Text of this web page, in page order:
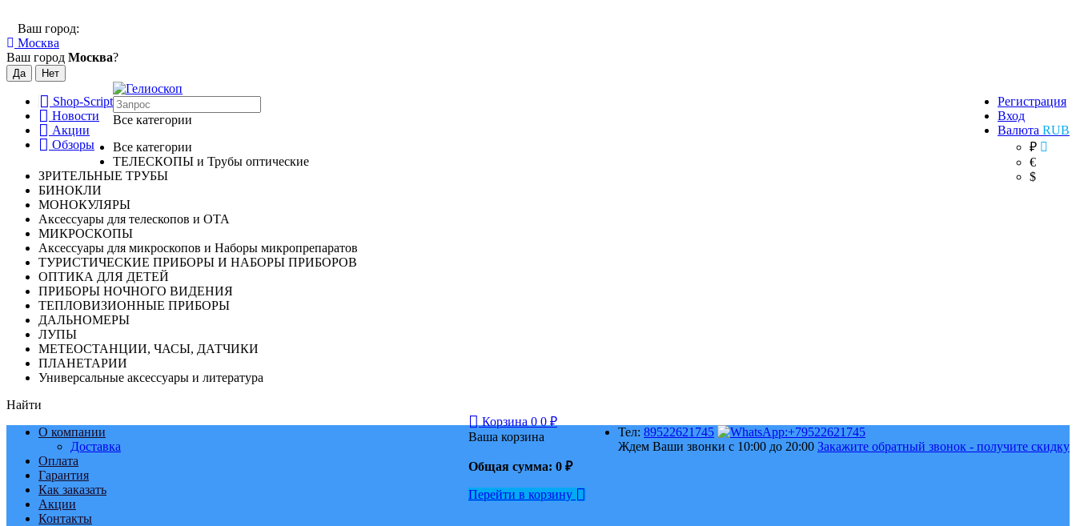
Ваш город:
Москва
Ваш город Москва?
Shop-Script
Новости
Акции
Обзоры
Регистрация
Вход
Валюта RUB
₽
€
$
Все категории
Все категории
ТЕЛЕСКОПЫ и Трубы оптические
ЗРИТЕЛЬНЫЕ ТРУБЫ
БИНОКЛИ
МОНОКУЛЯРЫ
Аксессуары для телескопов и ОТА
МИКРОСКОПЫ
Аксессуары для микроскопов и Наборы микропрепаратов
ТУРИСТИЧЕСКИЕ ПРИБОРЫ И НАБОРЫ ПРИБОРОВ
ОПТИКА ДЛЯ ДЕТЕЙ
ПРИБОРЫ НОЧНОГО ВИДЕНИЯ
ТЕПЛОВИЗИОННЫЕ ПРИБОРЫ
ДАЛЬНОМЕРЫ
ЛУПЫ
МЕТЕОСТАНЦИИ, ЧАСЫ, ДАТЧИКИ
ПЛАНЕТАРИИ
Универсальные аксессуары и литература
Найти
Тел: 89522621745
Ждем Ваши звонки с 10:00 до 20:00 Закажите обратный звонок - получите скидку
Корзина 0 0 ₽
Ваша корзина
Общая сумма: 0 ₽
Перейти в корзину
О компании
Доставка
Оплата
Гарантия
Как заказать
Акции
Контакты